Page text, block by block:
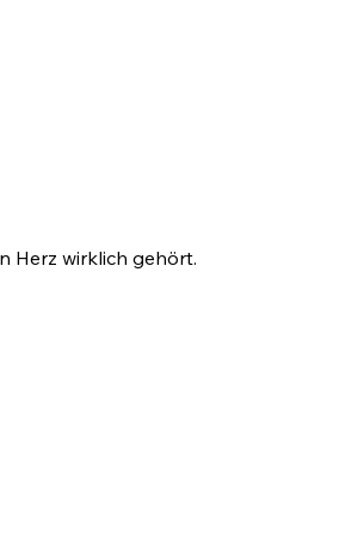
Herz wirklich gehört.